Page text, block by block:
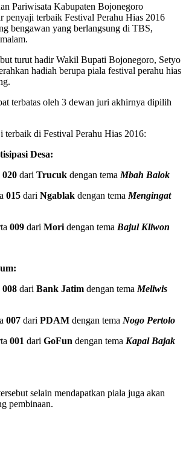
Pariwisata Kabupaten Bojonegoro
penyaji terbaik Festival Perahu Hias 2016
bengawan yang berlangsung di TBS,
turut hadir Wakil Bupati Bojonegoro, Setyo
hadiah berupa piala festival perahu hias
terbatas oleh 3 dewan juri akhirnya dipilih
terbaik di Festival Perahu Hias 2016:
Desa:
020 dari Trucuk dengan tema Mbah Balok
015 dari Ngablak dengan tema Mengingat
009 dari Mori dengan tema Bajul Kliwon
008 dari Bank Jatim dengan tema Meliwis
007 dari PDAM dengan tema Nogo Pertolo
001 dari GoFun dengan tema Kapal Bajak
selain mendapatkan piala juga akan
pembinaan.